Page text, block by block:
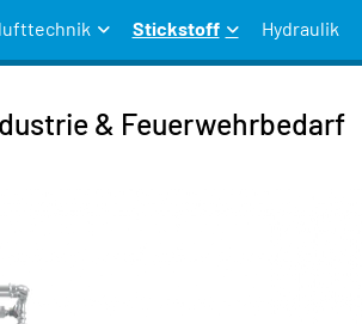
Stickstoff Hydraulik
& Feuerwehrbedarf